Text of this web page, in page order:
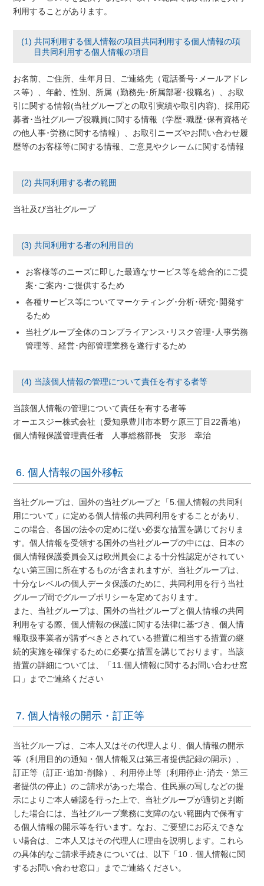
利用することがあります。
(1) 共同利用する個人情報の項目共同利用する個人情報の項
目共同利用する個人情報の項目
お名前、ご住所、生年月日、ご連絡先（電話番号･メールアドレ
ス等）、年齢、性別、所属（勤務先･所属部署･役職名）、お取
引に関する情報(当社グループとの取引実績や取引内容)、採用応
募者･当社グループ役職員に関する情報（学歴･職歴･保有資格そ
の他人事･労務に関する情報）、お取引ニーズやお問い合わせ履
歴等のお客様等に関する情報、ご意見やクレームに関する情報
(2) 共同利用する者の範囲
当社及び当社グループ
(3) 共同利用する者の利用目的
お客様等のニーズに即した最適なサービス等を総合的にご提
案･ご案内･ご提供するため
各種サービス等についてマーケティング･分析･研究･開発す
るため
当社グループ全体のコンプライアンス･リスク管理･人事労務
管理等、経営･内部管理業務を遂行するため
(4) 当該個人情報の管理について責任を有する者等
当該個人情報の管理について責任を有する者等
オーエスジー株式会社（愛知県豊川市本野ケ原三丁目22番地）
個人情報保護管理責任者 人事総務部長 安形 幸治
6. 個人情報の国外移転
当社グループは、国外の当社グループと「5.個人情報の共同利
用について」に定める個人情報の共同利用をすることがあり、
この場合、各国の法令の定めに従い必要な措置を講じておりま
す。個人情報を受領する国外の当社グループの中には、日本の
個人情報保護委員会又は欧州員会による十分性認定がされてい
ない第三国に所在するものが含まれますが、当社グループは、
十分なレベルの個人データ保護のために、共同利用を行う当社
グループ間でグループポリシーを定めております。
また、当社グループは、国外の当社グループと個人情報の共同
利用をする際、個人情報の保護に関する法律に基づき、個人情
報取扱事業者が講ずべきとされている措置に相当する措置の継
続的実施を確保するために必要な措置を講じております。当該
措置の詳細については、「11.個人情報に関するお問い合わせ窓
口」までご連絡ください
7. 個人情報の開示・訂正等
当社グループは、ご本人又はその代理人より、個人情報の開示
等（利用目的の通知・個人情報又は第三者提供記録の開示）、
訂正等（訂正･追加･削除）、利用停止等（利用停止･消去・第三
者提供の停止）のご請求があった場合、住民票の写しなどの提
示によりご本人確認を行った上で、当社グループが適切と判断
した場合には、当社グループ業務に支障のない範囲内で保有す
る個人情報の開示等を行います。なお、ご要望にお応えできな
い場合は、ご本人又はその代理人に理由を説明します。これら
の具体的なご請求手続きについては、以下「10．個人情報に関
するお問い合わせ窓口」までご連絡ください。